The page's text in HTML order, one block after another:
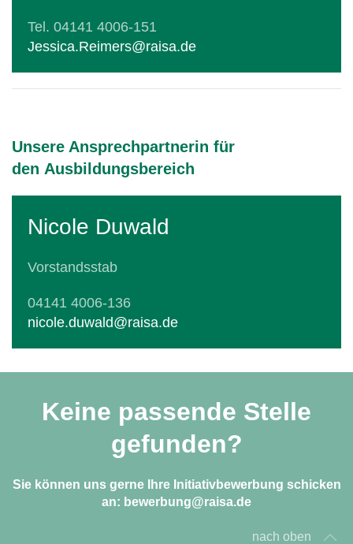
Tel. 04141 4006-151
Jessica.Reimers@raisa.de
Unsere Ansprechpartnerin für
den Ausbildungsbereich
Nicole Duwald
Vorstandsstab
04141 4006-136
nicole.duwald@raisa.de
Keine passende Stelle
gefunden?
Sie können uns gerne Ihre Initiativbewerbung schicken
an: bewerbung@raisa.de
nach oben